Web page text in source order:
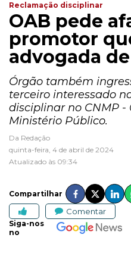
Reclamação disciplinar
OAB pede
promotor
advogada
Órgão também
terceiro interessado
disciplinar no CNMP -
Ministério Público.
Da Redação
quinta-feira, 4 de abril de 2024
Atualizado às 09:34
Compartilhar
Comentar
Siga-nos
no